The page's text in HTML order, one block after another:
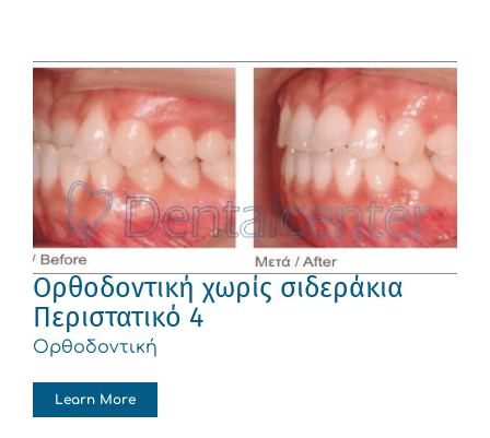
Ορθοδοντική χωρίς σιδεράκια
Περιστατικό 4
Ορθοδοντική
Learn More